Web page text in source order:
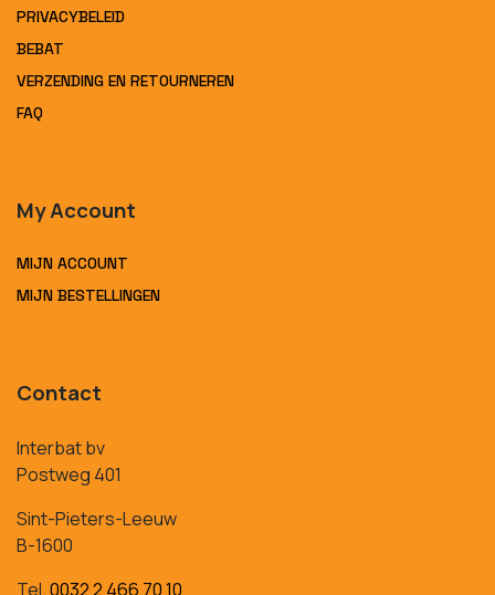
PRIVACYBELEID
BEBAT
VERZENDING EN RETOURNEREN
FAQ
My Account
MIJN ACCOUNT
MIJN BESTELLINGEN
Contact
Interbat bv
Postweg 401
Sint-Pieters-Leeuw
B-1600
Tel.0032 2 466 70 10